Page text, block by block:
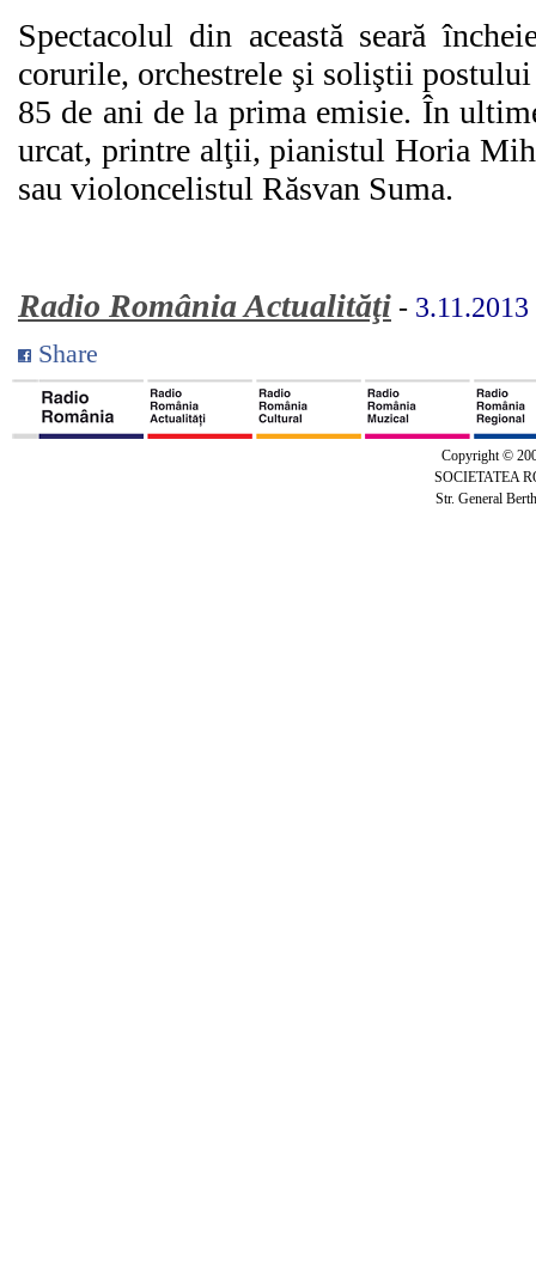
Spectacolul din această seară
corurile, orchestrele şi soliştii
85 de ani de la prima emisie. În
urcat, printre alţii, pianistul Horia
sau violoncelistul Răsvan Suma.
Radio România Actualităţi -
Share
Copyright ©
SOCIETATEA
Str. General